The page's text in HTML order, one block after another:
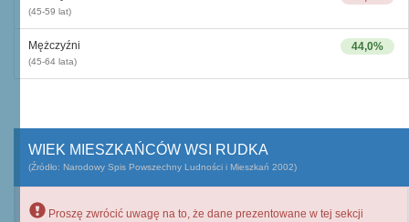
(45-59 lat)
44,0%
Mężczyźni
(45-64 lata)
WIEK MIESZKAŃCÓW WSI RUDKA
(Źródło: Narodowy Spis Powszechny Ludności i Mieszkań 2002)
Proszę zwrócić uwagę na to, że dane prezentowane w tej sekcji